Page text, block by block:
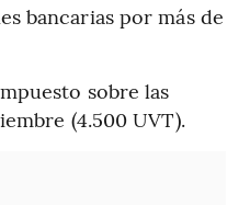
bancarias por más de
sobre las
(4.500 UVT).